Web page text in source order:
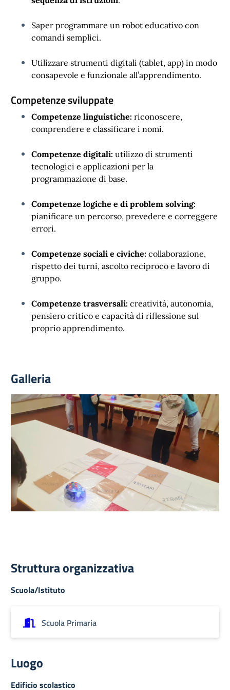
Saper programmare un robot educativo con
comandi semplici.
Utilizzare strumenti digitali (tablet, app) in modo
consapevole e funzionale all’apprendimento.
Competenze sviluppate
Competenze linguistiche: riconoscere,
comprendere e classificare i nomi.
Competenze digitali: utilizzo di strumenti
tecnologici e applicazioni per la
programmazione di base.
Competenze logiche e di problem solving:
pianificare un percorso, prevedere e correggere
errori.
Competenze sociali e civiche: collaborazione,
rispetto dei turni, ascolto reciproco e lavoro di
gruppo.
Competenze trasversali: creatività, autonomia,
pensiero critico e capacità di riflessione sul
proprio apprendimento.
Galleria
Struttura organizzativa
Scuola/Istituto
Scuola Primaria
Luogo
Edificio scolastico